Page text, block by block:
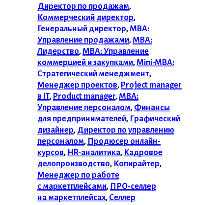
Директор по продажам,
Коммерческий директор,
Генеральный директор,MBA:
Управление продажами,MBA:
Лидерство,MBA: Управление
коммерцией и закупками,Mini-MBA:
Стратегический менеджмент,
Менеджер проектов, Project manager
в IT, Product manager,MBA:
Управление персоналом, Финансы
для предпринимателей, Графический
дизайнер, Директор по управлению
персоналом, Продюсер онлайн-
курсов, HR-аналитика, Кадровое
делопроизводство, Копирайтер,
Менеджер по работе
с маркетплейсами, ПРО-селлер
на маркетплейсах, Селлер